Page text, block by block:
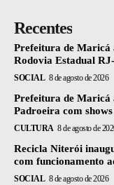
Recentes
Prefeitura de Maricá
Rodovia Estadual
SOCIAL 8 de agosto de 2026
Prefeitura de Maricá
Padroeira com
CULTURA 8 de agosto de
Recicla Niterói
com funcionamento
SOCIAL 8 de agosto de 2026